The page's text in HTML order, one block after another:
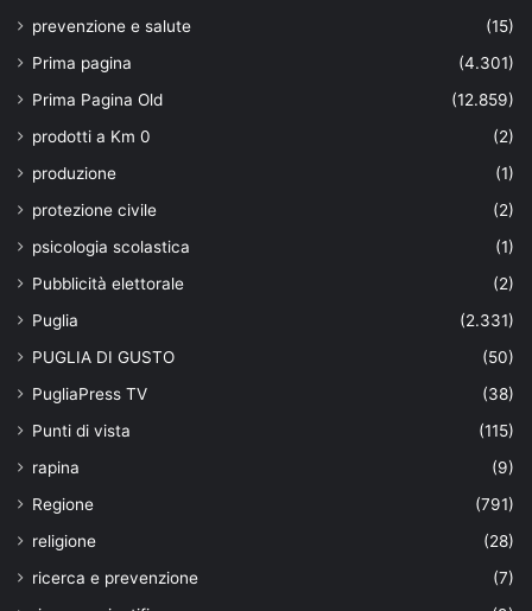
prevenzione e salute
(15)
Prima pagina
(4.301)
Prima Pagina Old
(12.859)
prodotti a Km 0
(2)
produzione
(1)
protezione civile
(2)
psicologia scolastica
(1)
Pubblicità elettorale
(2)
Puglia
(2.331)
PUGLIA DI GUSTO
(50)
PugliaPress TV
(38)
Punti di vista
(115)
rapina
(9)
Regione
(791)
religione
(28)
ricerca e prevenzione
(7)